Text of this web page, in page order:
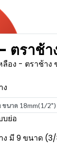
ตราช้า
ลือง - ตราช้าง
ง
ขนาด 18mm(1/2")
บย่อ
ง มี 9 ขนาด